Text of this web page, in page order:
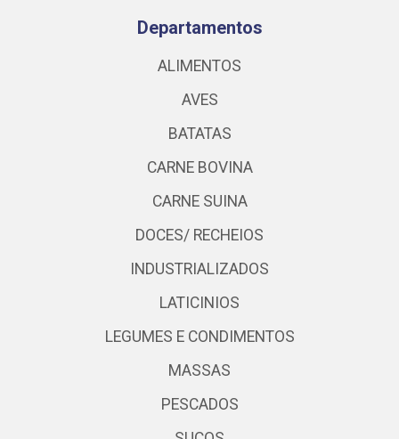
Departamentos
ALIMENTOS
AVES
BATATAS
CARNE BOVINA
CARNE SUINA
DOCES/ RECHEIOS
INDUSTRIALIZADOS
LATICINIOS
LEGUMES E CONDIMENTOS
MASSAS
PESCADOS